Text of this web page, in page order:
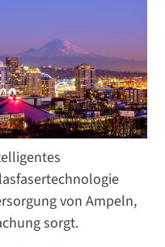
von Ampeln,
sorgt.